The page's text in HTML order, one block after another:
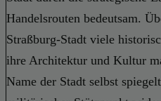
Handelsrouten bedeutsam.
Straßburg-Stadt viele
ihre Architektur und Kultur
Name der Stadt selbst